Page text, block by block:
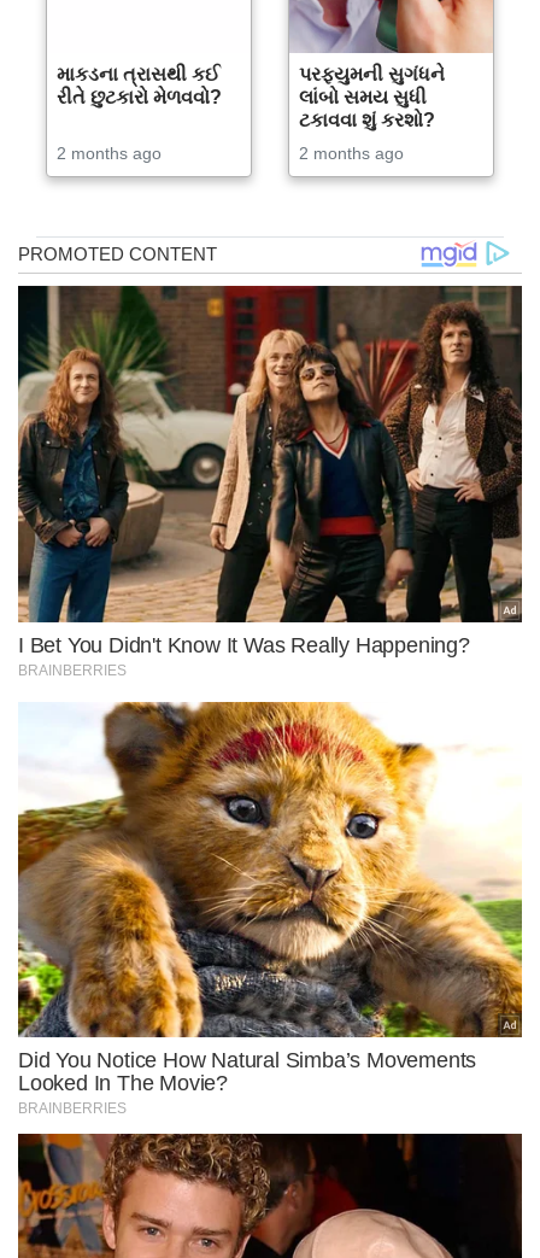
માકડના ત્રાસથી કઈ
રીતે છુટકારો મેળવવો?
2 months ago
પરફ્યુમની સુગંધને
લાંબો સમય સુધી
ટકાવવા શું કરશો?
2 months ago